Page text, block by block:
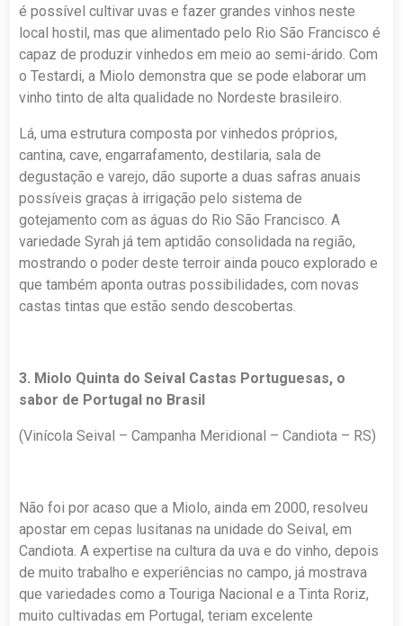
é possível cultivar uvas e fazer grandes vinhos neste
local hostil, mas que alimentado pelo Rio São Francisco é
capaz de produzir vinhedos em meio ao semi-árido. Com
o Testardi, a Miolo demonstra que se pode elaborar um
vinho tinto de alta qualidade no Nordeste brasileiro.
Lá, uma estrutura composta por vinhedos próprios,
cantina, cave, engarrafamento, destilaria, sala de
degustação e varejo, dão suporte a duas safras anuais
possíveis graças à irrigação pelo sistema de
gotejamento com as águas do Rio São Francisco. A
variedade Syrah já tem aptidão consolidada na região,
mostrando o poder deste terroir ainda pouco explorado e
que também aponta outras possibilidades, com novas
castas tintas que estão sendo descobertas.
3. Miolo Quinta do Seival Castas Portuguesas, o
sabor de Portugal no Brasil
(Vinícola Seival – Campanha Meridional – Candiota – RS)
Não foi por acaso que a Miolo, ainda em 2000, resolveu
apostar em cepas lusitanas na unidade do Seival, em
Candiota. A expertise na cultura da uva e do vinho, depois
de muito trabalho e experiências no campo, já mostrava
que variedades como a Touriga Nacional e a Tinta Roriz,
muito cultivadas em Portugal, teriam excelente